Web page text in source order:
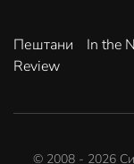
Пештани In the
Review
© 2008 - 2026